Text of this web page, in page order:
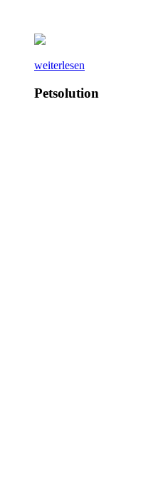
weiterlesen
Petsolution